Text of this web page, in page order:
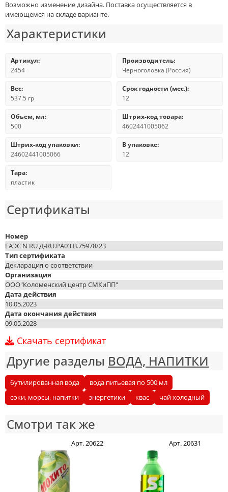
Возможно изменение дизайна. Поставка осуществляется в
имеющемся на складе варианте.
Характеристики
Артикул:
2454
Производитель:
Черноголовка (Россия)
Вес:
537.5 гр
Срок годности (мес.):
12
Объем, мл:
500
Штрих-код товара:
4602441005062
Штрих-код упаковки:
24602441005066
В упаковке:
12
Тара:
пластик
Сертификаты
Номер
ЕАЭС N RU Д-RU.PA03.B.75978/23
Тип сертификата
Декларация о соответствии
Организация
ООО"Коломенский центр СМКиПП"
Дата действия
10.05.2023
Дата окончания действия
09.05.2028
Скачать сертификат
Другие разделы ВОДА, НАПИТКИ
бутилированная вода
вода питьевая по 500 мл
соки, морсы, напитки
энергетики квас чай холодный
Смотри так же
Арт. 20622 Арт. 20631